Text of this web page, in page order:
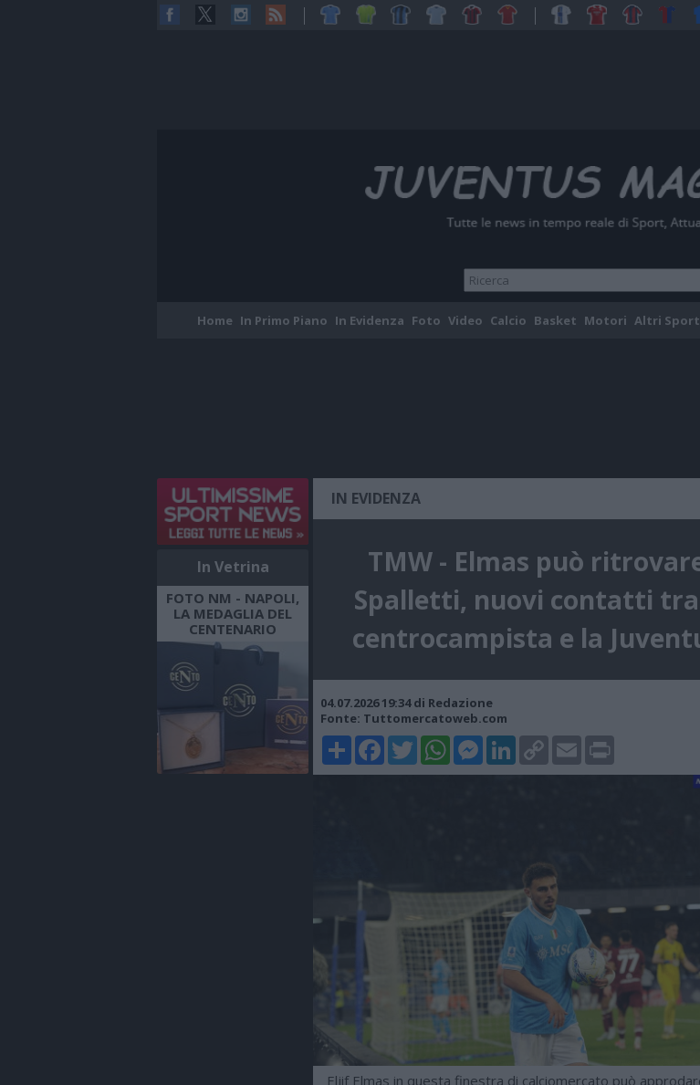
Home In Primo Piano In Evidenza Foto Video Calcio Basket Motori Altri Sport
In Vetrina
FOTO NM - NAPOLI,
LA MEDAGLIA DEL
CENTENARIO
IN EVIDENZA
TMW - Elmas può
Spalletti, nuovi contatti
centrocampista e la
04.07.2026 19:34 di Redazione
Fonte: Tuttomercatoweb.com
ShareFacebookTwitterWhatsAppMessenger
LinkedIn
Copy
Link
Email Print
Eljif Elmas in questa finestra di calciomercato può